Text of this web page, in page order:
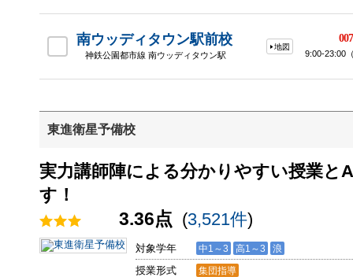
南ウッディタウン駅前校
神鉄公園都市線 南ウッディタウン駅
地図
9:00-23:00
東進衛星予備校
実力講師陣による分かりやすい授業と
す！
3.36点 (3,521件)
対象学年 中1～3 高1～3 浪
授業形式 集団指導